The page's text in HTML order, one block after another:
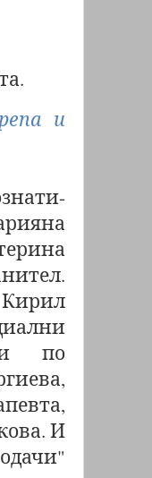
и
по
И